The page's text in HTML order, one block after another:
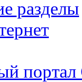
разделы
портал